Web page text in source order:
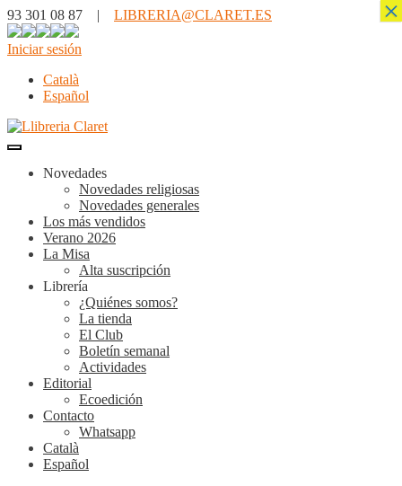
93 301 08 87 | LIBRERIA@CLARET.ES
Iniciar sesión
Català
Español
Novedades
Novedades religiosas
Novedades generales
Los más vendidos
Verano 2026
La Misa
Alta suscripción
Librería
¿Quiénes somos?
La tienda
El Club
Boletín semanal
Actividades
Editorial
Ecoedición
Contacto
Whatsapp
Català
Español
×